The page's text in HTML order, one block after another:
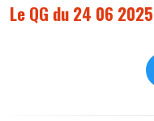
Le QG du 24 06 2025